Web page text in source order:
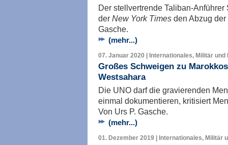
Der stellvertrende Taliban-
der New York Times den Abzug der
Gasche.
(mehr...)
07. Januar 2020 | Internationales, Militär und
Großes Schweigen zu
Westsahara
Die UNO darf die gravierenden
einmal dokumentieren, kritisiert
Von Urs P. Gasche.
(mehr...)
01. Dezember 2019 | Internationales, Militär